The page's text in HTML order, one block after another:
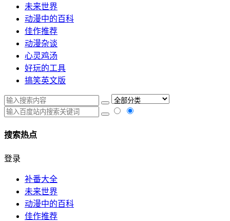
未来世界
动漫中的百科
佳作推荐
动漫杂谈
心灵鸡汤
好玩的工具
搞笑英文版
搜索热点
登录
补番大全
未来世界
动漫中的百科
佳作推荐